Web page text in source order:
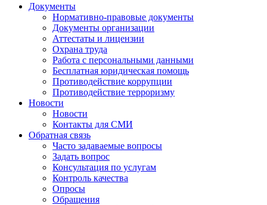
Документы
Нормативно-правовые документы
Документы организации
Аттестаты и лицензии
Охрана труда
Работа с персональными данными
Бесплатная юридическая помощь
Противодействие коррупции
Противодействие терроризму
Новости
Новости
Контакты для СМИ
Обратная связь
Часто задаваемые вопросы
Задать вопрос
Консультация по услугам
Контроль качества
Опросы
Обращения